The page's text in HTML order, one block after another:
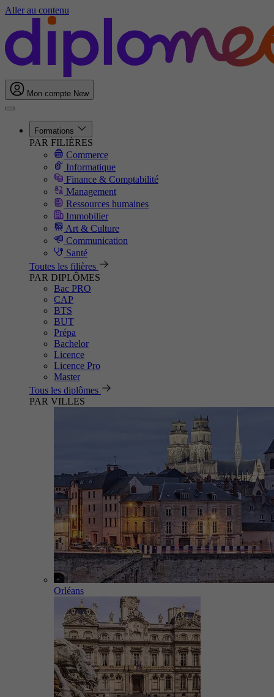
Aller au contenu
Mon compte New
Formations
PAR FILIÈRES
Commerce
Informatique
Finance & Comptabilité
Management
Ressources humaines
Immobilier
Art & Culture
Communication
Santé
Toutes les filières
PAR DIPLÔMES
Bac PRO
CAP
BTS
BUT
Prépa
Bachelor
Licence
Licence Pro
Master
Tous les diplômes
PAR VILLES
Orléans